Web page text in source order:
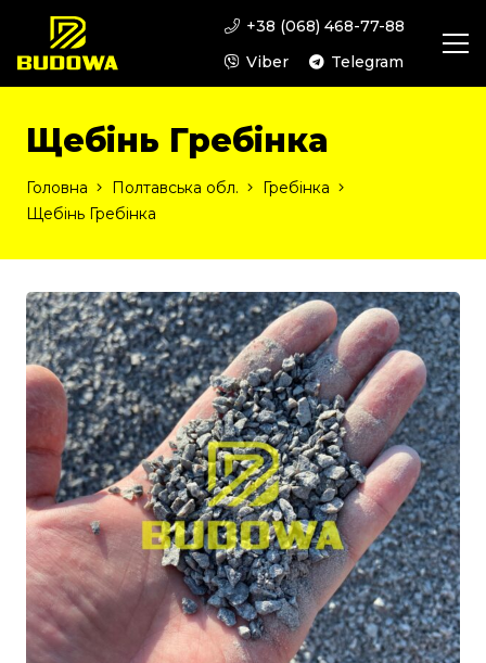
+38 (068) 468-77-88
Viber
Telegram
Щебінь Гребінка
Головна Полтавська обл.
Гребінка
Щебінь Гребінка